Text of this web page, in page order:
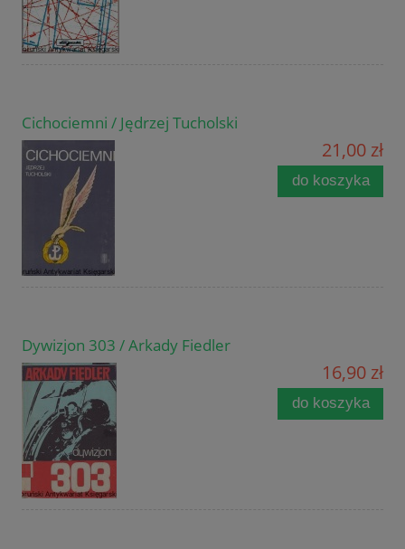
Cichociemni / Jędrzej Tucholski
21,00 zł
do koszyka
Dywizjon 303 / Arkady Fiedler
16,90 zł
do koszyka